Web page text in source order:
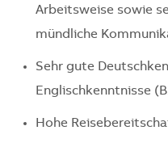
Arbeitsweise sowie
mündliche
Sehr gute
Englischkenntnisse
Hohe